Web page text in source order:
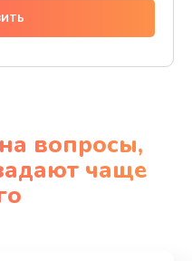
вопросы,
чаще